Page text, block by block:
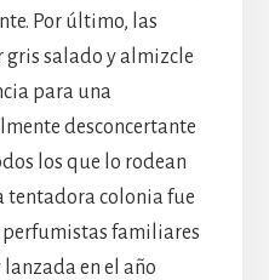
Por último, las
gris salado y almizcle
para una
desconcertante
los que lo rodean
tentadora colonia fue
familiares
lanzada en el año